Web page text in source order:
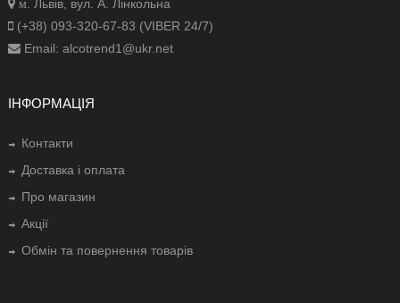
м
. Львів, вул. А. Лінкольна
(+38) 093-320-67-83 (VIBER 24/7)
Email: alcotrend1@ukr.net
ІНФОРМАЦІЯ
Контакти
Доставка і оплата
Про магазин
Акції
Обмін та повернення товарів